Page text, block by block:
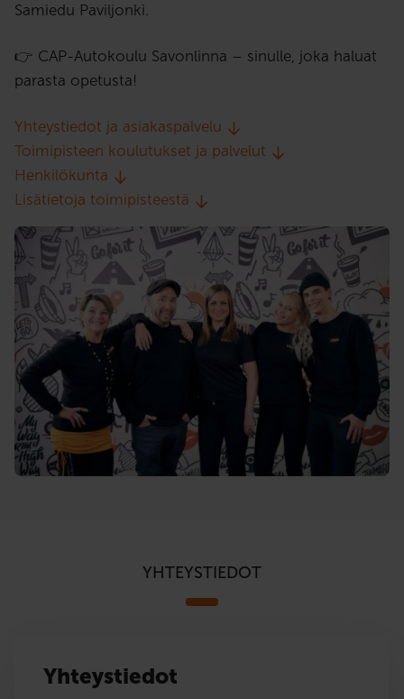
Samiedu Paviljonki.
👉 CAP-Autokoulu Savonlinna – sinulle, joka haluat
parasta opetusta!
Yhteystiedot ja asiakaspalvelu
Toimipisteen koulutukset ja palvelut
Henkilökunta
Lisätietoja toimipisteestä
YHTEYSTIEDOT
Yhteystiedot